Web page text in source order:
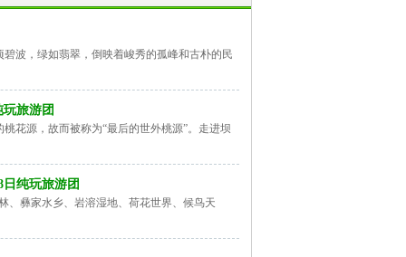
波，绿如翡翠，倒映着峻秀的孤峰和古朴的民
旅游团
花源，故而被称为“最后的世外桃源”。走进坝
纯玩旅游团
、彝家水乡、岩溶湿地、荷花世界、候鸟天